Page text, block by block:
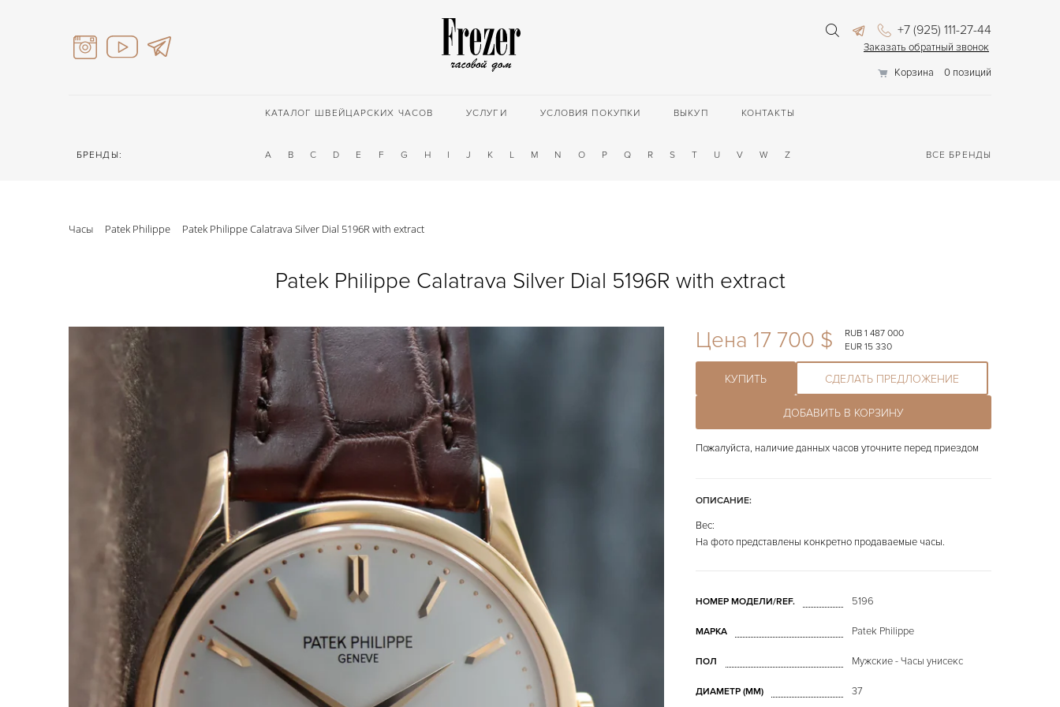
+7 (925) 111-27-44
Заказать обратный звонок
Корзина
0 позиций
КАТАЛОГ ШВЕЙЦАРСКИХ ЧАСОВ УСЛУГИ УСЛОВИЯ ПОКУПКИ ВЫКУП КОНТАКТЫ
БРЕНДЫ: A B C D E F G H I J K L M N O P Q R S T U V W Z ВСЕ БРЕНДЫ
Часы Patek Philippe Patek Philippe Calatrava Silver Dial 5196R with extract
Patek Philippe Calatrava Silver Dial 5196R with extract
Цена 17 700 $
RUB 1 487 000
EUR 15 330
КУПИТЬ СДЕЛАТЬ ПРЕДЛОЖЕНИЕ
ДОБАВИТЬ В КОРЗИНУ
Пожалуйста, наличие данных часов уточните перед приездом
ОПИСАНИЕ:
Вес:
На фото представлены конкретно продаваемые часы.
НОМЕР МОДЕЛИ/REF. 5196
МАРКА Patek Philippe
ПОЛ Мужские - Часы унисекс
ДИАМЕТР (MM) 37